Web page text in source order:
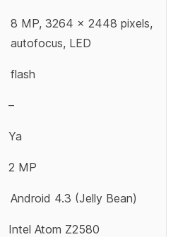
8 MP, 3264 x 2448 pixels,
autofocus, LED
flash
–
Ya
2 MP
Android 4.3 (Jelly Bean)
Intel Atom Z2580